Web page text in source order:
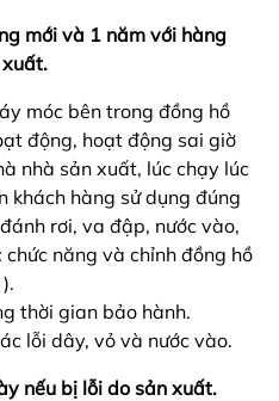
mới và 1 năm với hàng
móc bên trong đồng hồ
động, hoạt động sai giờ
nhà sản xuất, lúc chạy lúc
khách hàng sử dụng đúng
rơi, va đập, nước vào,
năng và chỉnh đồng hồ
thời gian bảo hành.
lỗi dây, vỏ và nước vào.
nếu bị lỗi do sản xuất.